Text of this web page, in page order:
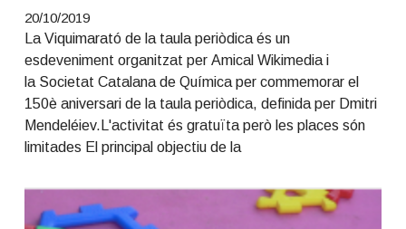
20/10/2019
La Viquimarató de la taula periòdica és un
esdeveniment organitzat per Amical Wikimedia i
la Societat Catalana de Química per commemorar el
150è aniversari de la taula periòdica, definida per Dmitri
Mendeléiev.L'activitat és gratuïta però les places són
limitades El principal objectiu de la